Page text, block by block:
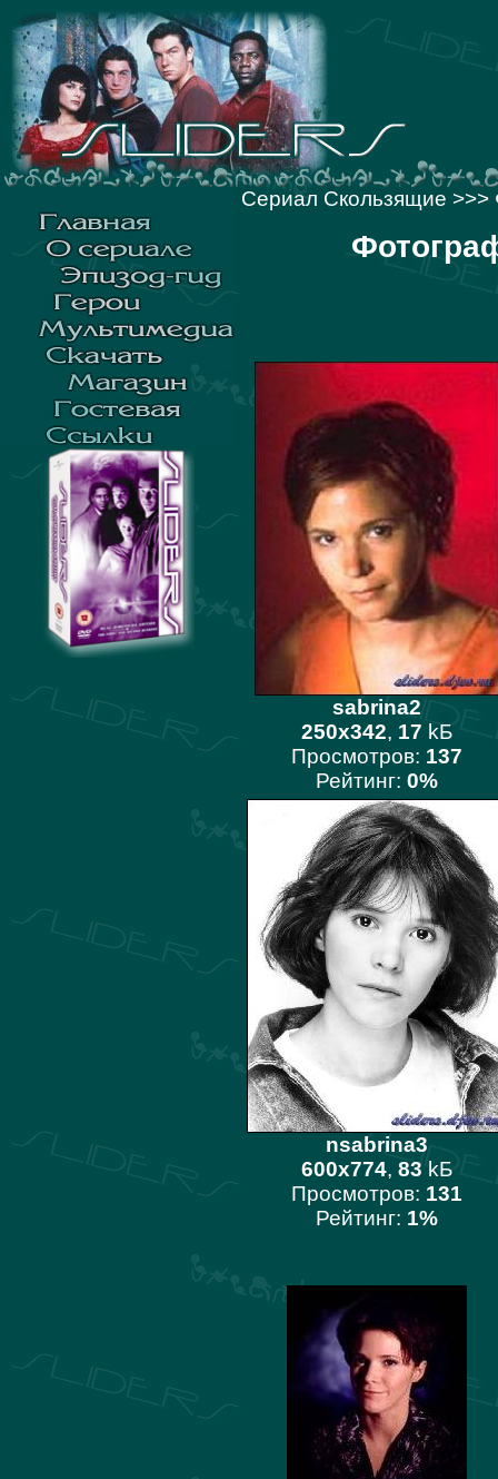
Сериал Скользящие >>>
sabrina2
250x342, 17 kБ
Просмотров: 137
Рейтинг: 0%
nsabrina3
600x774, 83 kБ
Просмотров: 131
Рейтинг: 1%